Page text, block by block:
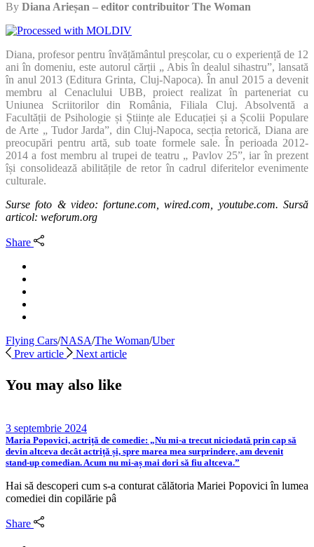
By Diana Arieșan – editor contribuitor The Woman
Diana, profesor pentru învățământul preșcolar, cu o experiență de 12
ani în domeniu, este autorul cărții „ Abis în dealul sihastru”, lansată
în anul 2013 (Editura Grinta, Cluj-Napoca). În anul 2015 a devenit
membru al Cenaclului UBB, proiect realizat în parteneriat cu
Uniunea Scriitorilor din România, Filiala Cluj. Absolventă a
Facultății de Psihologie și Științe ale Educației și a Școlii Populare
de Arte „ Tudor Jarda”, din Cluj-Napoca, secția retorică, Diana are
preocupări pentru artă, sub toate formele sale. În perioada 2012-
2014 a fost membru al trupei de teatru „ Pavlov 25”, iar în prezent
își consolidează abilitățile de retor în cadrul diferitelor evenimente
culturale.
Surse foto & video: fortune.com, wired.com, youtube.com. Sursă
articol: weforum.org
Share
Flying Cars/NASA/The Woman/Uber
Prev article
Next article
You may also like
3 septembrie 2024
Maria Popovici, actriță de comedie: „Nu mi-a trecut niciodată prin cap să
devin altceva decât actriță și, spre marea mea surprindere, am devenit
stand-up comedian. Acum nu mi-aș mai dori să fiu altceva.”
Hai să descoperi cum s-a conturat călătoria Mariei Popovici în lumea
comediei din copilărie pâ
Share